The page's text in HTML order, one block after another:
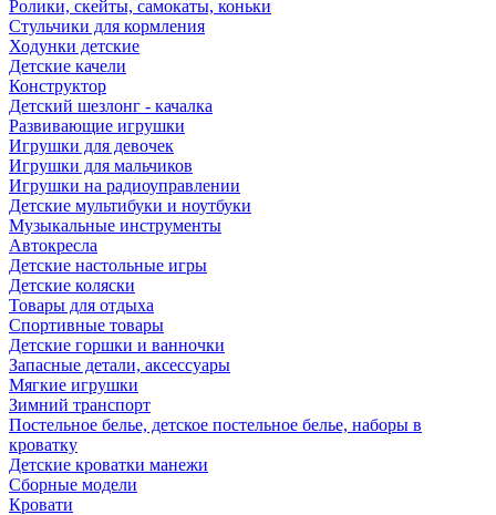
Ролики, скейты, самокаты, коньки
Стульчики для кормления
Ходунки детские
Детские качели
Конструктор
Детский шезлонг - качалка
Развивающие игрушки
Игрушки для девочек
Игрушки для мальчиков
Игрушки на радиоуправлении
Детские мультибуки и ноутбуки
Музыкальные инструменты
Автокресла
Детские настольные игры
Детские коляски
Товары для отдыха
Спортивные товары
Детские горшки и ванночки
Запасные детали, аксессуары
Мягкие игрушки
Зимний транспорт
Постельное белье, детское постельное белье, наборы в
кроватку
Детские кроватки манежи
Сборные модели
Кровати